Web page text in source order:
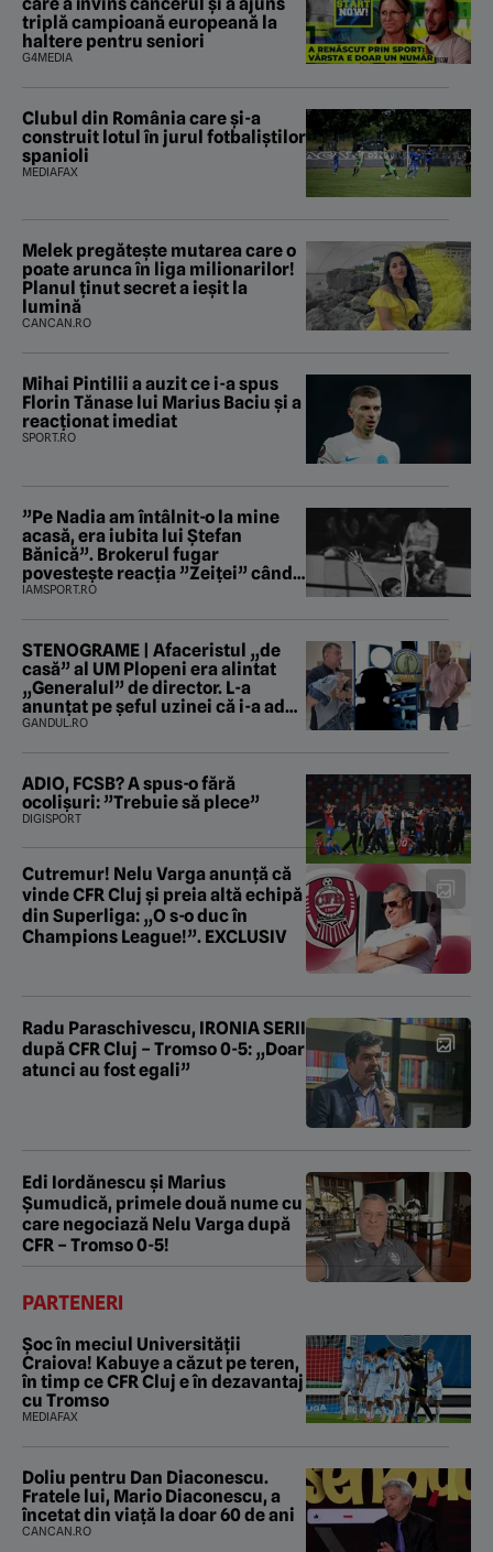
triplă campioană europeană la
haltere pentru seniori
G4MEDIA
Clubul din România care și-a
construit lotul în jurul fotbaliștilor
spanioli
MEDIAFAX
Melek pregătește mutarea care o
poate arunca în liga milionarilor!
Planul ținut secret a ieșit la
lumină
CANCAN.RO
Mihai Pintilii a auzit ce i-a spus
Florin Tănase lui Marius Baciu și a
reacționat imediat
SPORT.RO
”Pe Nadia am întâlnit-o la mine
acasă, era iubita lui Ștefan
Bănică”. Brokerul fugar
povestește reacția ”Zeiței” când
i-a intrat în baie
IAMSPORT.RO
STENOGRAME | Afaceristul „de
casă” al UM Plopeni era alintat
„Generalul” de director. L-a
anunțat pe șeful uzinei că i-a adus
„subțireanu, așa”
GANDUL.RO
ADIO, FCSB? A spus-o fără
ocolișuri: ”Trebuie să plece”
DIGISPORT
Cutremur! Nelu Varga anunță că
vinde CFR Cluj și preia altă echipă
din Superliga: „O s-o duc în
Champions League!”. EXCLUSIV
Radu Paraschivescu, IRONIA SERII
după CFR Cluj – Tromso 0-5: „Doar
atunci au fost egali”
Edi Iordănescu și Marius
Șumudică, primele două nume cu
care negociază Nelu Varga după
CFR – Tromso 0-5!
PARTENERI
Șoc în meciul Universității
Craiova! Kabuye a căzut pe teren,
în timp ce CFR Cluj e în dezavantaj
cu Tromso
MEDIAFAX
Doliu pentru Dan Diaconescu.
Fratele lui, Mario Diaconescu, a
încetat din viață la doar 60 de ani
CANCAN.RO